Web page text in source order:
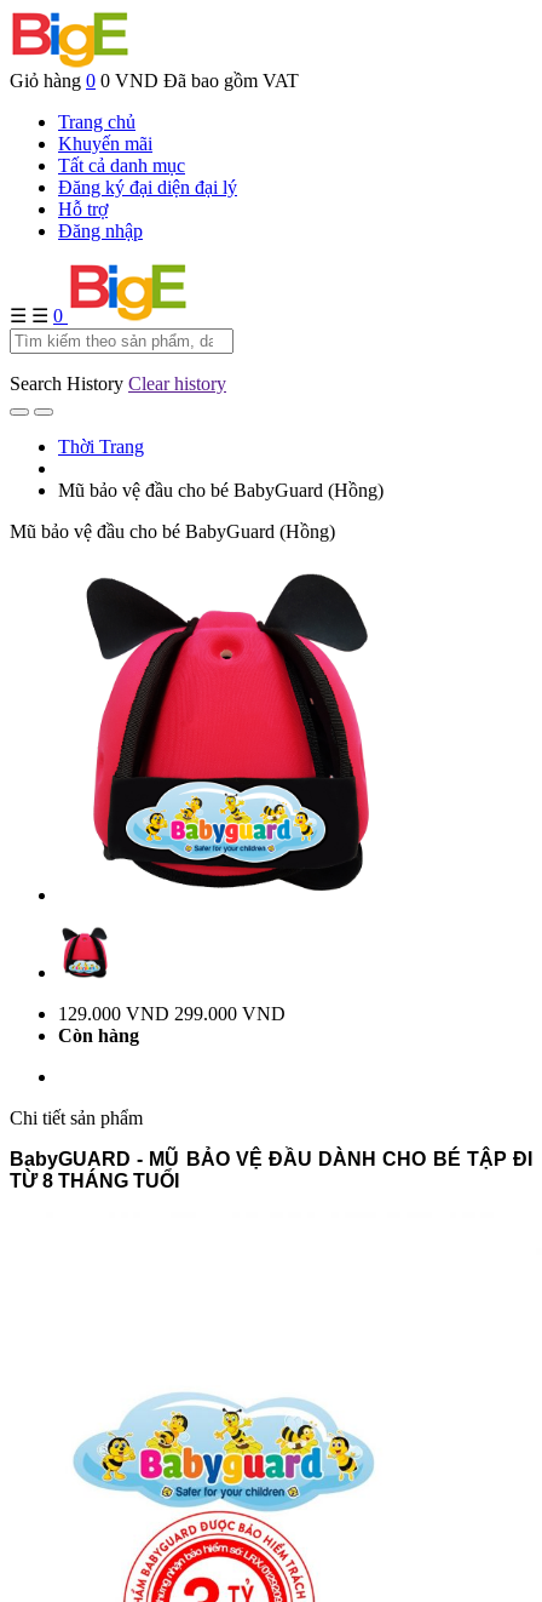
Giỏ hàng 0 0 VND Đã bao gồm VAT
Trang chủ
Khuyến mãi
Tất cả danh mục
Đăng ký đại diện đại lý
Hỗ trợ
Đăng nhập
☰ ☰ 0
Search History Clear history
Thời Trang
Mũ bảo vệ đầu cho bé BabyGuard (Hồng)
Mũ bảo vệ đầu cho bé BabyGuard (Hồng)
129.000 VND 299.000 VND
Còn hàng
Chi tiết sản phẩm
BabyGUARD - MŨ BẢO VỆ ĐẦU DÀNH CHO BÉ TẬP ĐI
TỪ 8 THÁNG TUỔI